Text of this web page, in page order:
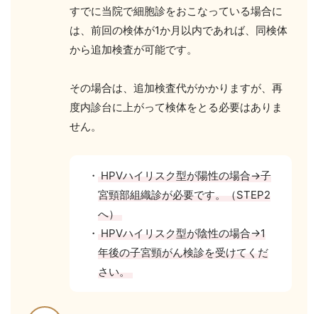
すでに当院で細胞診をおこなっている場合に
は、前回の検体が1か月以内であれば、同検体
から追加検査が可能です。
その場合は、追加検査代がかかりますが、再
度内診台に上がって検体をとる必要はありま
せん。
HPVハイリスク型が陽性の場合→子
宮頸部組織診が必要です。（STEP2
へ）
HPVハイリスク型が陰性の場合→1
年後の子宮頸がん検診を受けてくだ
さい。